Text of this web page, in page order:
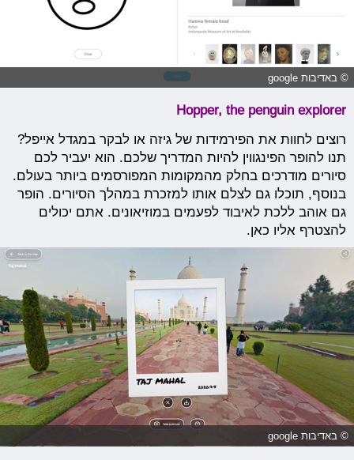
© באדיבות google
Hopper, the penguin explorer
רוצים לחוות את הפירמידות של גיזה או לבקר במגדל אייפל?
תנו להופר הפינגווין להיות המדריך שלכם. הוא יעביר לכם
סיורים מודרכים בחלק מהמקומות המפורסמים ביותר בעולם.
בנוסף, תוכלו גם לצלם אותו למזכרת במהלך הסיורים. הופר
גם אוהב ללכת לאיבוד לפעמים במוזיאונים. אתם יכולים
להצטרף אליו כאן.
© באדיבות google